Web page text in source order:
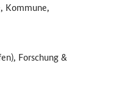
Kommune,
Forschung &